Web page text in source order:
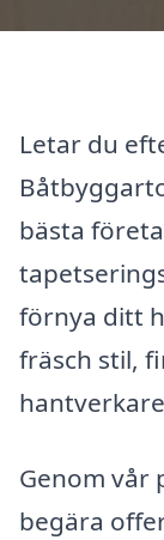
Letar du
bästa
förnya ditt
fräsch stil,
Genom vår
begära